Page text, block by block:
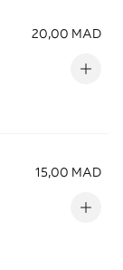
20,00 MAD
15,00 MAD